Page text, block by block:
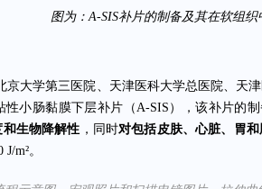
图为：A-SIS补片的制备及其在软组
京大学第三医院、天津医科大学总医院、天
小肠黏膜下层补片（A-SIS），该补片的
生物降解性 ，同时对包括皮肤、心脏、胃
m²。